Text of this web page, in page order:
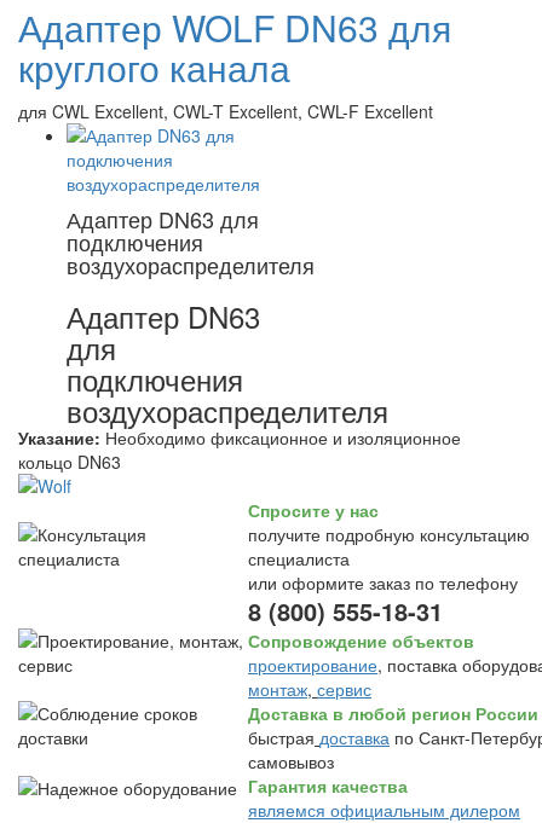
Адаптер WOLF DN63 для
круглого канала
для CWL Excellent, CWL-T Excellent, CWL-F Excellent
Адаптер DN63 для
подключения
воздухораспределителя
Адаптер DN63
для
подключения
воздухораспределителя
Указание: Необходимо фиксационное и изоляционное
кольцо DN63
Спросите у нас
получите подробную консультацию
специалиста
или оформите заказ по телефону
8 (800) 555-18-31
Сопровождение объектов
проектирование, поставка
монтаж, сервис
Доставка в любой регион России
быстрая доставка по Санкт-
самовывоз
Гарантия качества
являемся официальным дилером